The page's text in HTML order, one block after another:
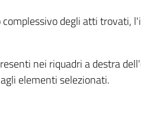
degli atti trovati,
nei riquadri a destra
elementi selezionati.